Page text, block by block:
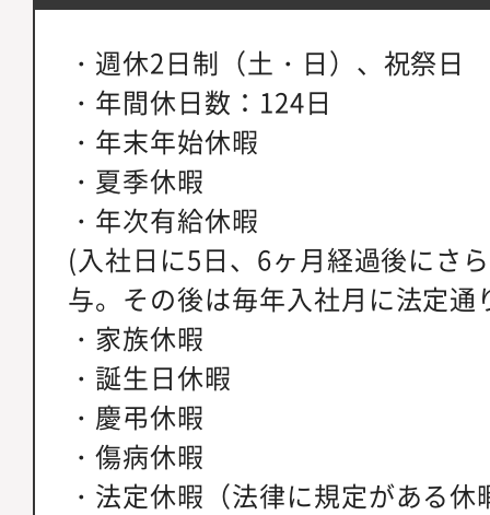
・週休2日制（土・日）、祝祭日
・年間休日数：124日
・年末年始休暇
・夏季休暇
・年次有給休暇
(入社日に5日、6ヶ月経過後にさ
与。その後は毎年入社月に法定通
・家族休暇
・誕生日休暇
・慶弔休暇
・傷病休暇
・法定休暇（法律に規定がある休